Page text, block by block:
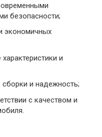
безопасности;
экономичных
и
и надежность;
с качеством и